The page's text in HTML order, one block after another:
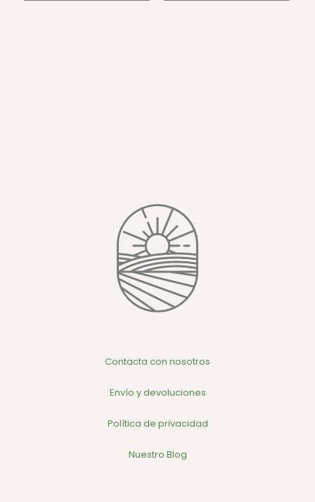
Contacta con nosotros
Envío y devoluciones
Política de privacidad
Nuestro Blog